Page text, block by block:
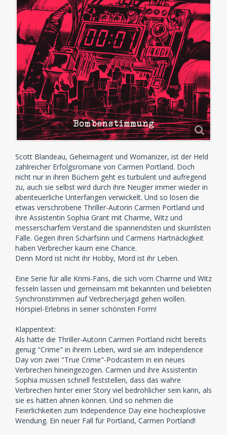
Scott Blandeau, Geheimagent und Womanizer, ist der Held
zahlreicher Erfolgsromane von Carmen Portland. Doch
nicht nur in ihren Büchern geht es turbulent und aufregend
zu, auch sie selbst wird durch ihre Neugier immer wieder in
abenteuerliche Unterfangen verwickelt. Und so lösen die
etwas verschrobene Thriller-Autorin Carmen Portland und
ihre Assistentin Sophia Grant mit Charme, Witz und
messerscharfem Verstand die spannendsten und skurrilsten
Fälle. Gegen ihren Scharfsinn und Carmens Hartnäckigkeit
haben Verbrecher kaum eine Chance.
Denn Mord ist nicht ihr Hobby, Mord ist ihr Leben.
Eine Serie für alle Krimi-Fans, die sich vom Charme und Witz
fesseln lassen und gemeinsam mit bekannten und beliebten
Synchronstimmen auf Verbrecherjagd gehen wollen.
Hörspiel-Erlebnis in seiner schönsten Form!
Klappentext:
Als hätte die Thriller-Autorin Carmen Portland nicht bereits
genug "Crime" in ihrem Leben, wird sie am Independence
Day von zwei "True Crime"-Podcastern in ein neues
Verbrechen hineingezogen. Carmen und ihre Assistentin
Sophia müssen schnell feststellen, dass das wahre
Verbrechen hinter einer Story viel bedrohlicher sein kann, als
sie es hätten ahnen können. Und so nehmen die
Feierlichkeiten zum Independence Day eine hochexplosive
Wendung. Ein neuer Fall für Portland, Carmen Portland!